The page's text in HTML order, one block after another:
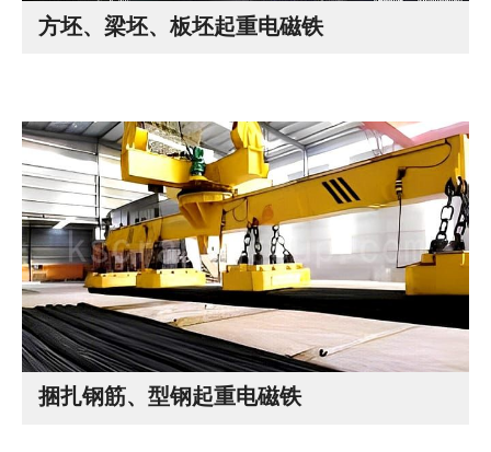
方坯、梁坯、板坯起重电磁铁
捆扎钢筋、型钢起重电磁铁